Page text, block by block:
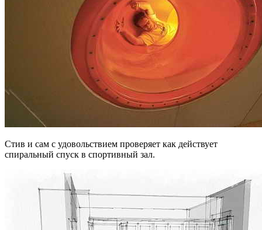
Стив и сам с удовольствием проверяет как действует
спиральный спуск в спортивный зал.